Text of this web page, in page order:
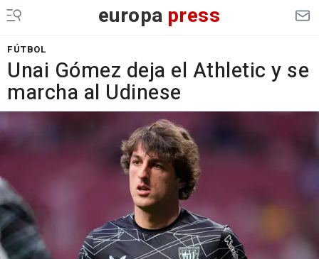
europa press
FÚTBOL
Unai Gómez deja el Athletic y se
marcha al Udinese